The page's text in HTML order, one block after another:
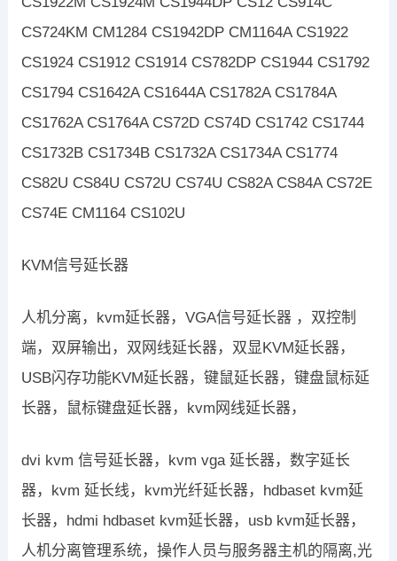
CS724KM CM1284 CS1942DP CM1164A CS1922
CS1924 CS1912 CS1914 CS782DP CS1944 CS1792
CS1794 CS1642A CS1644A CS1782A CS1784A
CS1762A CS1764A CS72D CS74D CS1742 CS1744
CS1732B CS1734B CS1732A CS1734A CS1774
CS82U CS84U CS72U CS74U CS82A CS84A CS72E
CS74E CM1164 CS102U
KVM信号延长器
人机分离，kvm延长器，VGA信号延长器 ，双控制
端，双屏输出，双网线延长器，双显KVM延长器，
USB闪存功能KVM延长器，键鼠延长器，键盘鼠标延
长器，鼠标键盘延长器，kvm网线延长器，
dvi kvm 信号延长器，kvm vga 延长器，数字延长
器，kvm 延长线，kvm光纤延长器，hdbaset kvm延
长器，hdmi hdbaset kvm延长器，usb kvm延长器，
人机分离管理系统，操作人员与服务器主机的隔离,光